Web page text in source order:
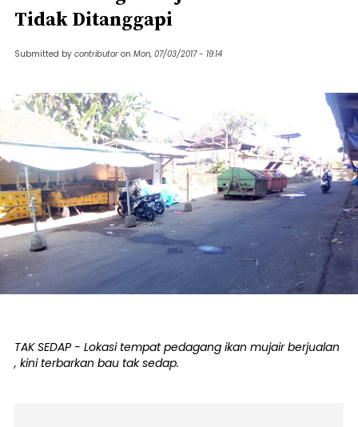
Tidak Ditanggapi
Submitted by contributor on Mon, 07/03/2017 - 19:14
TAK SEDAP - Lokasi tempat pedagang ikan mujair berjualan
, kini terbarkan bau tak sedap.